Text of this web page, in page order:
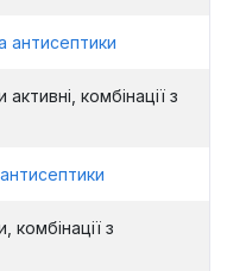
антисептики
комбінації з
комбінації з